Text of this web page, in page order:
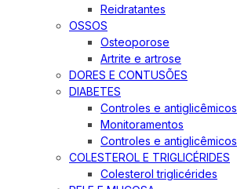
Reidratantes
OSSOS
Osteoporose
Artrite e artrose
DORES E CONTUSÕES
DIABETES
Controles e antiglicêmicos
Monitoramentos
Controles e antiglicêmicos
COLESTEROL E TRIGLICÉRIDES
Colesterol triglicérides